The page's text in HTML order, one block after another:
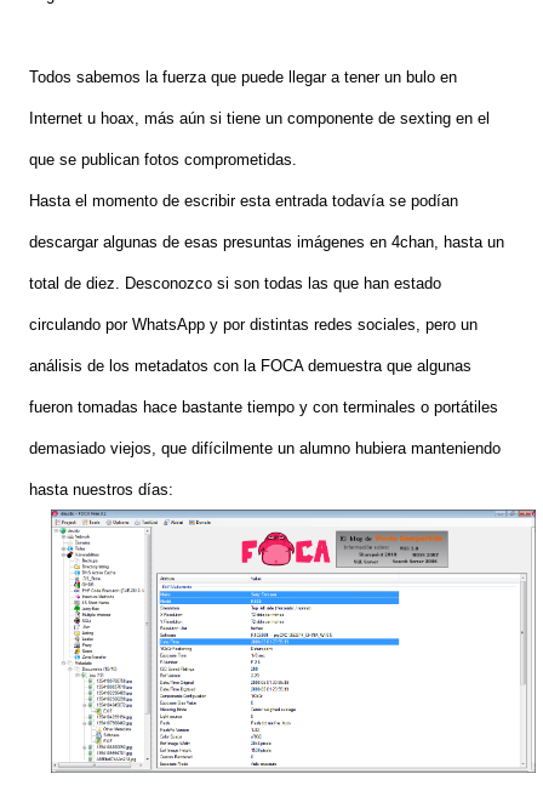
Todos sabemos la fuerza que puede llegar a tener un bulo en
Internet u hoax, más aún si tiene un componente de sexting en el
que se publican fotos comprometidas.
Hasta el momento de escribir esta entrada todavía se podían
descargar algunas de esas presuntas imágenes en 4chan, hasta un
total de diez. Desconozco si son todas las que han estado
circulando por WhatsApp y por distintas redes sociales, pero un
análisis de los metadatos con la FOCA demuestra que algunas
fueron tomadas hace bastante tiempo y con terminales o portátiles
demasiado viejos, que difícilmente un alumno hubiera manteniendo
hasta nuestros días: